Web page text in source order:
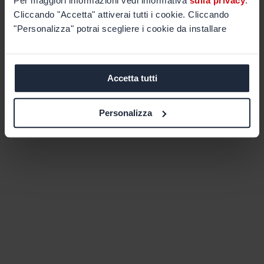
Cliccando "Accetta" attiverai tutti i cookie. Cliccando
"Personalizza" potrai scegliere i cookie da installare
Accetta tutti
Personalizza